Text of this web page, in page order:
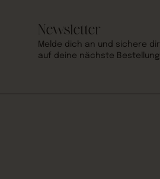
Newsletter
Melde dich an und sichere dir
auf deine nächste Bestellung.